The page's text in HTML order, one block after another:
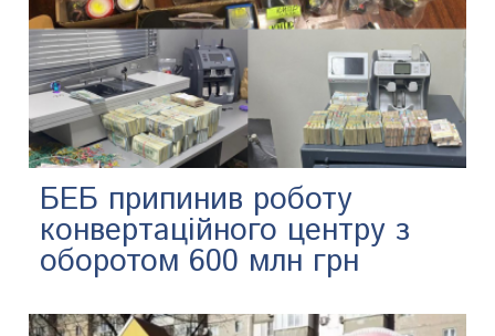
БЕБ припинив роботу
конвертаційного центру з
оборотом 600 млн грн